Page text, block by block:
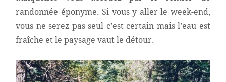
randonnée éponyme. Si vous y aller le week-end,
vous ne serez pas seul c’est certain mais l’eau est
fraîche et le paysage vaut le détour.